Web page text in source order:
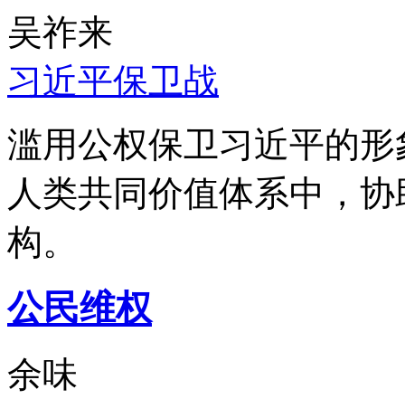
吴祚来
习近平保卫战
滥用公权保卫习近平的
人类共同价值体系中，
构。
公民维权
余味